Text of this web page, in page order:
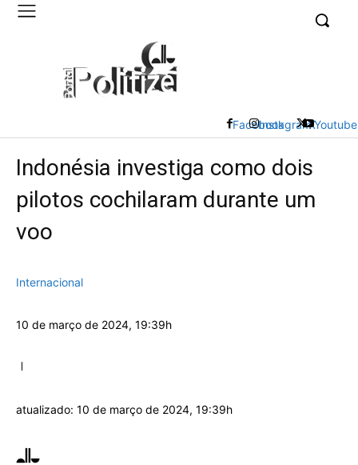
FacebookInstagramXYoutube
Indonésia investiga como dois
pilotos cochilaram durante um
voo
Internacional
10 de março de 2024, 19:39h
atualizado: 10 de março de 2024, 19:39h